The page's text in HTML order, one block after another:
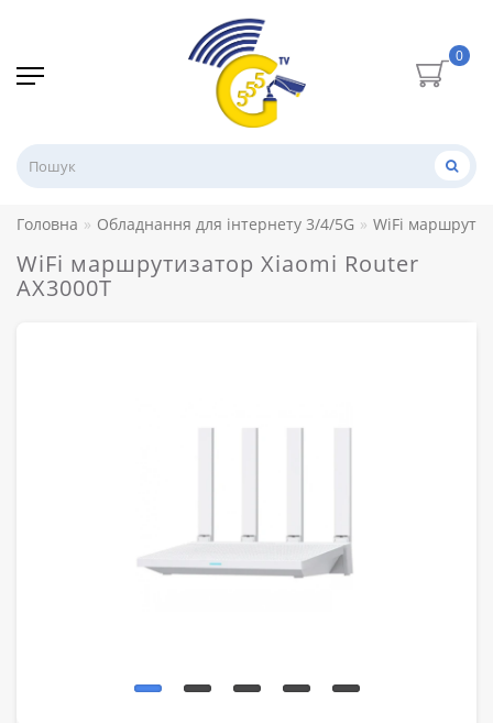
0
Головна Обладнання для інтернету 3/4/5G WiFi
WiFi маршрутизатор Xiaomi Router
AX3000T